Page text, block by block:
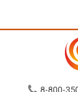
8-800-